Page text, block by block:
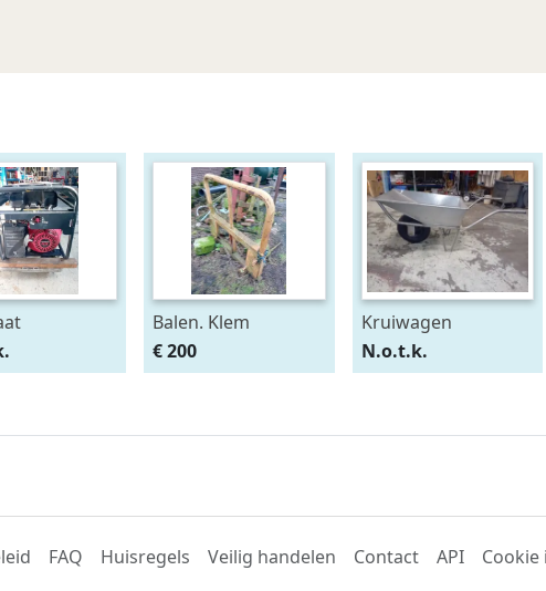
Balen. Klem
€ 200
Kruiwagen
N.o.t.k.
FAQ Huisregels Veilig handelen Contact API